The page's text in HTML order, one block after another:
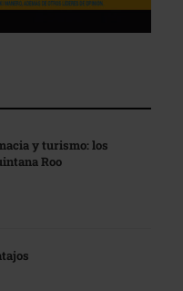
y turismo: los
Roo